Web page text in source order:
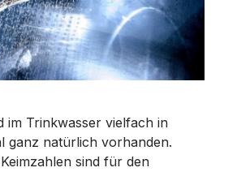
im Trinkwasser vielfach in
ganz natürlich vorhanden.
sind für den